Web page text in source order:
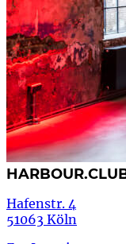
Hafenstr. 4
51063 Köln